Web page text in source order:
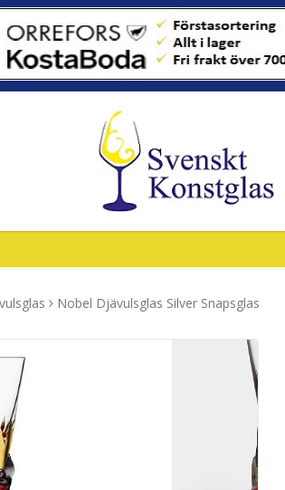
Nobel Djävulsglas Silver Snapsglas